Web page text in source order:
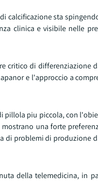
calcificazione sta
clinica e visibile nelle
critico di differenziazione
e l'approccio a
pillola piu piccola, con
una forte
di problemi di produzione
della telemedicina, in